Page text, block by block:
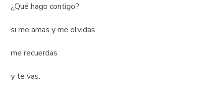
¿Qué hago contigo?
si me amas y me olvidas
me recuerdas
y te vas.